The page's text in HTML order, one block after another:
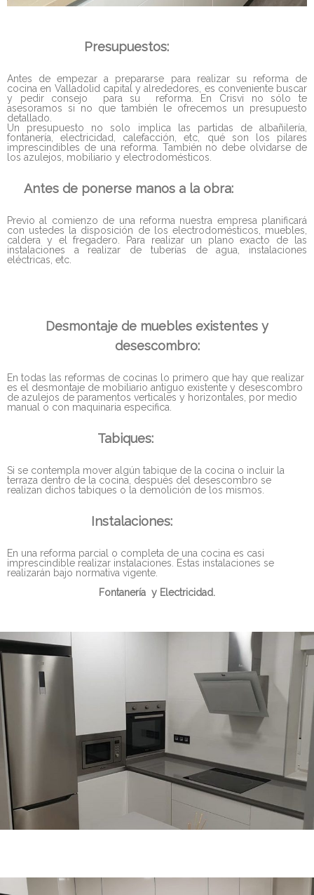
Presupuestos:
Antes de empezar a prepararse para realizar su reforma de
cocina en Valladolid capital y alrededores, es conveniente buscar
y pedir consejo para su reforma. En Crisvi no sólo te
asesoramos si no que también le ofrecemos un presupuesto
detallado.
Un presupuesto no solo implica las partidas de albañilería,
fontanería, electricidad, calefacción, etc, qué son los pilares
imprescindibles de una reforma. También no debe olvidarse de
los azulejos, mobiliario y electrodomésticos.
Antes de ponerse manos a la obra:
Previo al comienzo de una reforma nuestra empresa planificará
con ustedes la disposición de los electrodomésticos, muebles,
caldera y el fregadero. Para realizar un plano exacto de las
instalaciones a realizar de tuberías de agua, instalaciones
eléctricas, etc.
Desmontaje de muebles existentes y
desescombro:
En todas las reformas de cocinas lo primero que hay que realizar
es el desmontaje de mobiliario antiguo existente y desescombro
de azulejos de paramentos verticales y horizontales, por medio
manual o con maquinaria especifica.
Tabiques:
Si se contempla mover algún tabique de la cocina o incluir la
terraza dentro de la cocina, después del desescombro se
realizan dichos tabiques o la demolición de los mismos.
Instalaciones:
En una reforma parcial o completa de una cocina es casi
imprescindible realizar instalaciones. Estas instalaciones se
realizarán bajo normativa vigente.
Fontanería y Electricidad.